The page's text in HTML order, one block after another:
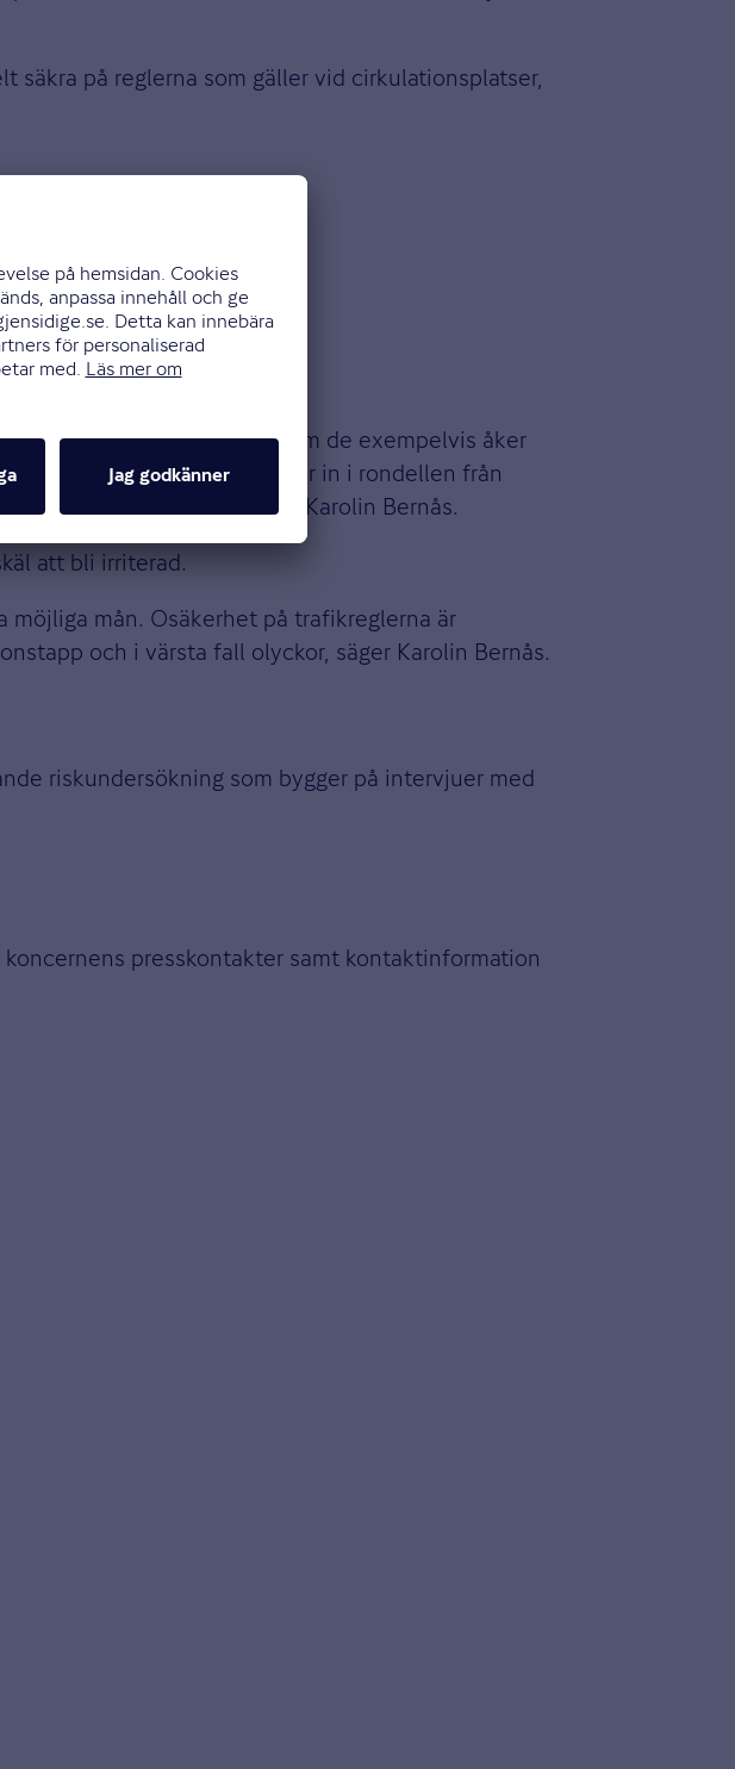
på reglerna som gäller vid cirkulationsplatser,
blinka ut ur rondellen om de exempelvis åker
avfarten. Den som kommer in i rondellen från
du tänker köra ut, säger Karolin Bernås.
att bli irriterad.
mån. Osäkerhet på trafikreglerna är
och i värsta fall olyckor, säger Karolin Bernås.
riskundersökning som bygger på intervjuer med
presskontakter samt kontaktinformation